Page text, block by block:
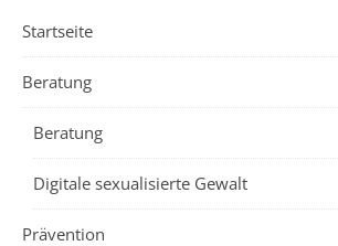
Startseite
Beratung
Beratung
Digitale sexualisierte Gewalt
Prävention